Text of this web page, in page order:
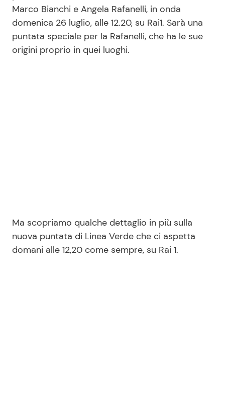
Salute
Viaggi e Turismo
Ricette Facili e Veloci
Ricette Feste
Disclaimer e Privacy
Redazione
Contattaci
Marco Bianchi e Angela Rafanelli, in onda
domenica 26 luglio, alle 12.20, su Rai1. Sarà una
puntata speciale per la Rafanelli, che ha le sue
origini proprio in quei luoghi.
Ma scopriamo qualche dettaglio in più sulla
nuova puntata di Linea Verde che ci aspetta
domani alle 12,20 come sempre, su Rai 1.